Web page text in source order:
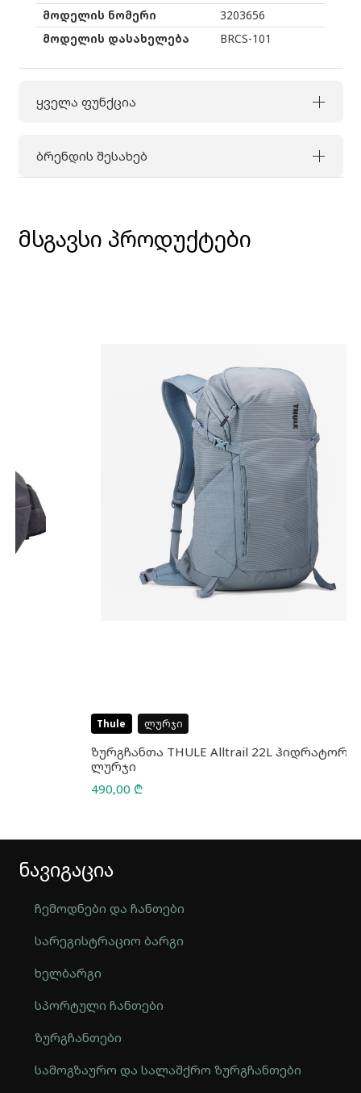
მოდელის ნომერი
3203656
მოდელის დასახელება
BRCS-101
ყველა ფუნქცია
ბრენდის შესახებ
მსგავსი პროდუქტები
ლურჯი
ზურგჩანთა THULE Alltrail 22L ჰიდრატორი,
ნავიგაცია
ჩემოდნები და ჩანთები
სარეგისტრაციო ბარგი
ხელბარგი
სპორტული ჩანთები
ზურგჩანთები
სამოგზაურო და სალაშქრო ზურგჩანთები